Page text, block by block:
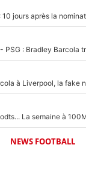
NEWS FOOTBALL